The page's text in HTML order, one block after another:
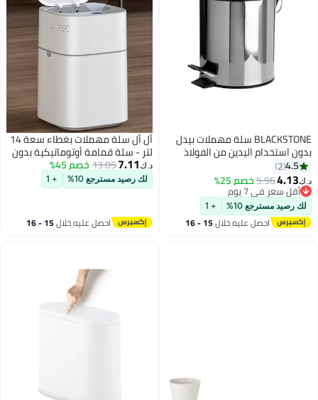
BLACKSTONE سلة مهملات بيدل
بدون استخدام اليدين من الفولاذ
المقاوم للصدأ سعة 5 لتر مع غطاء
ناعم الإغلاق ومقاومة للصدأ
4.5
2
د.ك‏4.13
5.56خصم 25%
أقل سعر في 7 يوم
أقل سعر في 7 يوم
لك رصيد مسترجع 10% + 1
احصل عليه خلال 15 - 16
أل أل سلة مهملات بغطاء سعة 14
لتر - سلة قمامة أوتوماتيكية بدون
لمس بمستشعر حركة، سله زباله
ذكية للحمام والمرحاض وغرفة النوم
وغرفة المعيشة والمكتب - تعمل بـ
د.ك‏7.11
13.05خصم 45%
لك رصيد مسترجع 10% + 1
احصل عليه خلال 15 - 16